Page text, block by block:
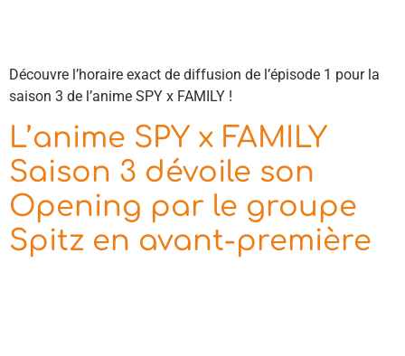
Découvre l’horaire exact de diffusion de l’épisode 1 pour la
saison 3 de l’anime SPY x FAMILY !
L’anime SPY x FAMILY
Saison 3 dévoile son
Opening par le groupe
Spitz en avant-première